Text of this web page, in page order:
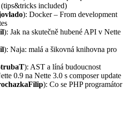
(tips&tricks included)
): Docker – From development
): Jak na skutečně hubené API v Nette
): Naja: malá a šikovná knihovna pro
): AST a líná budoucnost
0.9 na Nette 3.0 s composer update
): Co se PHP programátor